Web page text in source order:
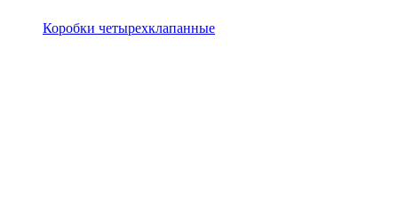
Коробки четырехклапанные